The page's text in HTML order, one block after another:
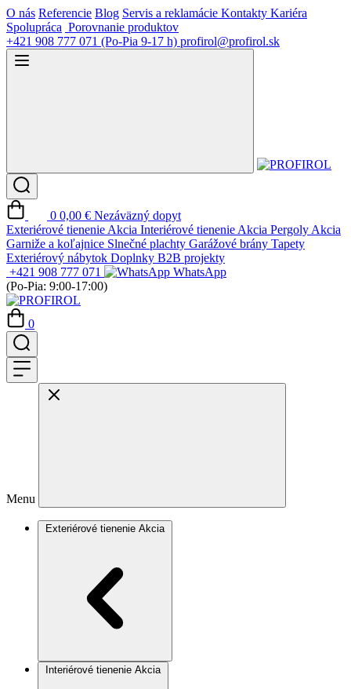
O nás Referencie Blog Servis a reklamácie Kontakty Kariéra
Spolupráca Porovnanie produktov
+421 908 777 071 (Po-Pia 9-17 h) profirol@profirol.sk
0 0,00 € Nezáväzný dopyt
Exteriérové tienenie Akcia Interiérové tienenie Akcia Pergoly Akcia
Garniže a koľajnice Slnečné plachty Garážové brány Tapety
Exteriérový nábytok Doplnky B2B projekty
+421 908 777 071
WhatsApp
(Po-Pia: 9:00-17:00)
0
Menu
Exteriérové tienenie Akcia
Interiérové tienenie Akcia